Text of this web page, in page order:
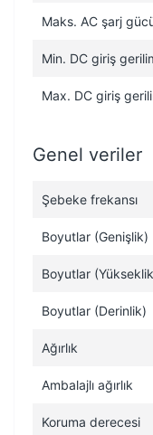
Maks. AC şarj
Min. DC giriş
Max. DC giriş
Genel veriler
Şebeke frekansı
Boyutlar (Genişlik)
Boyutlar
Boyutlar (Derinlik)
Ağırlık
Ambalajlı ağırlık
Koruma derecesi